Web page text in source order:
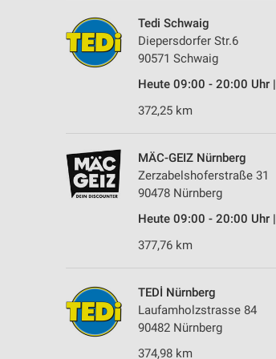
Tedi Schwaig
Diepersdorfer Str.6
90571 Schwaig
Heute 09:00 - 20:00 Uhr |
372,25 km
MÄC-GEIZ Nürnberg
Zerzabelshoferstraße 31
90478 Nürnberg
Heute 09:00 - 20:00 Uhr |
377,76 km
TEDİ Nürnberg
Laufamholzstrasse 84
90482 Nürnberg
374,98 km